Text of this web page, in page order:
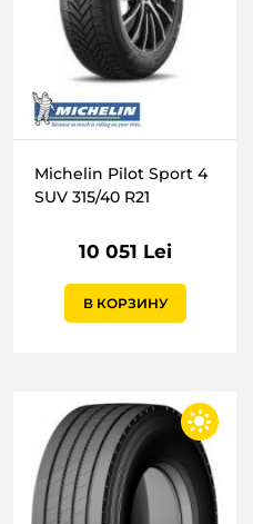
Michelin Pilot Sport 4
SUV 315/40 R21
10 051 Lei
В КОРЗИНУ